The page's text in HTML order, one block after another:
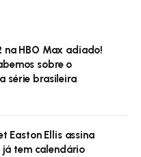
na HBO Max adiado!
sobre o
série brasileira
Easton Ellis assina
já tem calendário